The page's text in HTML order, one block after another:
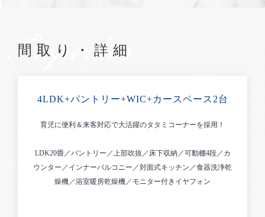
間取り・詳細
4LDK+パントリー+WIC+カースペース2台
育児に便利＆来客対応で大活躍のタタミコーナーを採用！
LDK20畳／パントリー／上部吹抜／床下収納／可動棚4段／カ
ウンター／インナーバルコニー／対面式キッチン／食器洗浄乾
燥機／浴室暖房乾燥機／モニター付きイヤフォン